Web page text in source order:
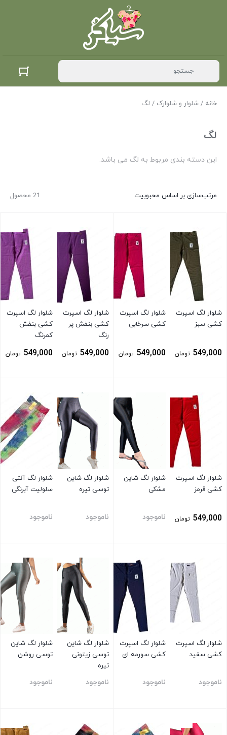
خانه / شلوار و شلوارک / لگ
لگ
این دسته بندی مربوط به لگ می باشد.
21 محصول مرتب‌سازی بر اساس محبوبیت
شلوار لگ اسپرت
کشی سبز
549,000 تومان
شلوار لگ اسپرت
کشی سرخابی
549,000 تومان
شلوار لگ اسپرت
کشی بنفش پر
رنگ
549,000 تومان
شلوار لگ اسپرت
کشی بنفش
کمرنگ
549,000 تومان
شلوار لگ اسپرت
کشی قرمز
549,000 تومان
شلوار لگ شاین
مشکی
ناموجود
شلوار لگ شاین
توسی تیره
ناموجود
شلوار لگ آنتی
سلولیت آبرنگی
ناموجود
شلوار لگ اسپرت
کشی سفید
ناموجود
شلوار لگ اسپرت
کشی سورمه ای
ناموجود
شلوار لگ شاین
توسی زیتونی
تیره
ناموجود
شلوار لگ شاین
توسی روشن
ناموجود